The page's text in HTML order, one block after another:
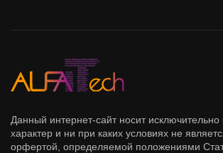
Данный интернет-сайт носит
характер и ни при каких условиях не
орфертой, определяемой положениями